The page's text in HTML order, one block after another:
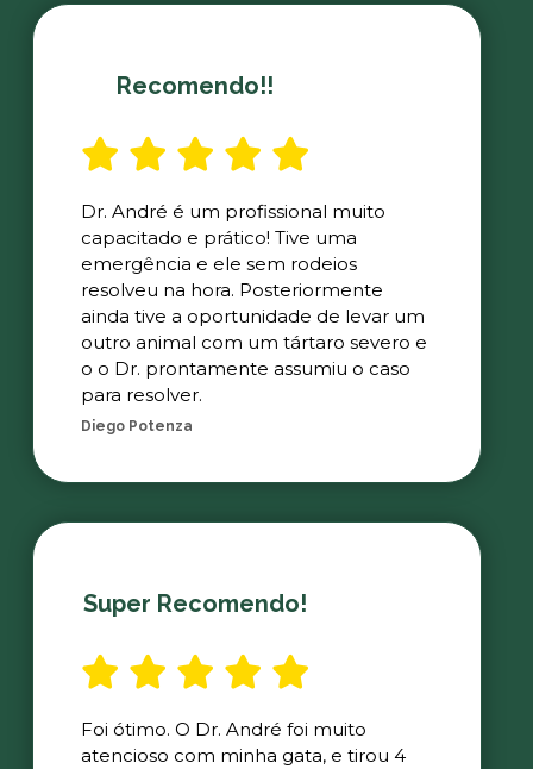
Recomendo!!
Dr. André é um profissional muito
capacitado e prático! Tive uma
emergência e ele sem rodeios
resolveu na hora. Posteriormente
ainda tive a oportunidade de levar um
outro animal com um tártaro severo e
o o Dr. prontamente assumiu o caso
para resolver.
Diego Potenza
Super Recomendo!
Foi ótimo. O Dr. André foi muito
atencioso com minha gata, e tirou 4